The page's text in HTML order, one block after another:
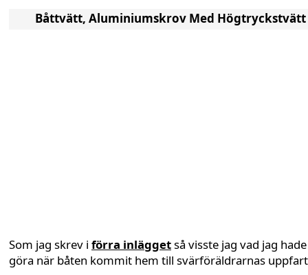
Båttvätt, Aluminiumskrov Med Högtryckstvätt
Som jag skrev i förra inläggetså visste jag vad jag
göra när båten kommit hem till svärföräldrarnas